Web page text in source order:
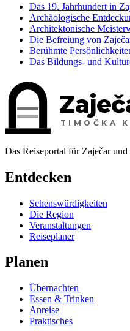
Das 19. Jahrhundert in
Archäologische
Architektonische
Die Befreiung von
Berühmte
Das Bildungs- und
TIMOČKA
Das Reiseportal für Zaječar
Entdecken
Sehenswürdigkeiten
Die Region
Veranstaltungen
Reiseplaner
Planen
Übernachten
Essen & Trinken
Anreise
Praktisches